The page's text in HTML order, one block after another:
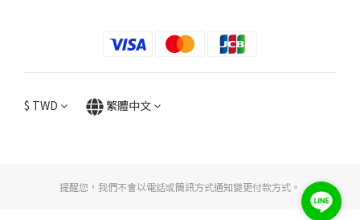
$ TWD 繁體中文
提醒您，我們不會以電話或簡訊方式通知變更付款方式。